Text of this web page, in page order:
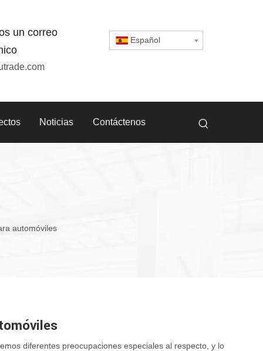
un correo
Español
Noticias Contáctenos
automóviles
diferentes preocupaciones especiales al respecto, y lo